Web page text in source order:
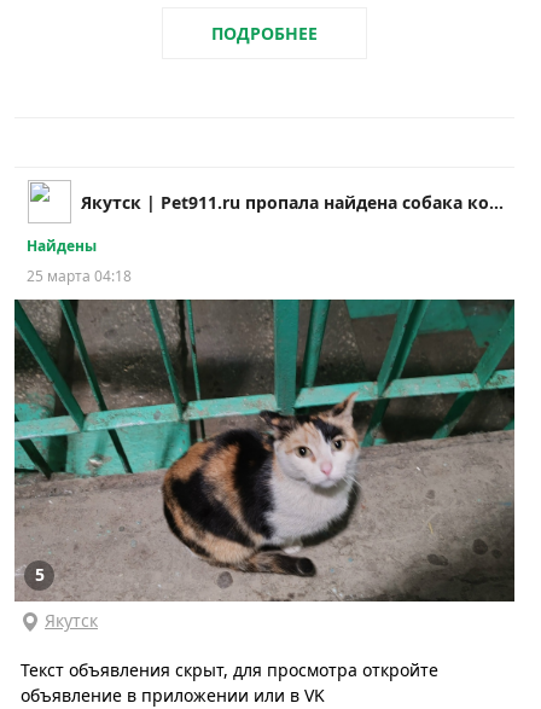
ПОДРОБНЕЕ
Якутск | Pet911.ru пропала найдена собака кошка
Найдены
25 марта 04:18
5
Якутск
Текст объявления скрыт, для просмотра откройте
объявление в приложении или в VK